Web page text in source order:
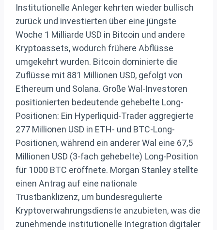
Institutionelle Anleger kehrten wieder bullisch
zurück und investierten über eine jüngste
Woche 1 Milliarde USD in Bitcoin und andere
Kryptoassets, wodurch frühere Abflüsse
umgekehrt wurden. Bitcoin dominierte die
Zuflüsse mit 881 Millionen USD, gefolgt von
Ethereum und Solana. Große Wal-Investoren
positionierten bedeutende gehebelte Long-
Positionen: Ein Hyperliquid-Trader aggregierte
277 Millionen USD in ETH- und BTC-Long-
Positionen, während ein anderer Wal eine 67,5
Millionen USD (3-fach gehebelte) Long-Position
für 1000 BTC eröffnete. Morgan Stanley stellte
einen Antrag auf eine nationale
Trustbanklizenz, um bundesregulierte
Kryptoverwahrungsdienste anzubieten, was die
zunehmende institutionelle Integration digitaler